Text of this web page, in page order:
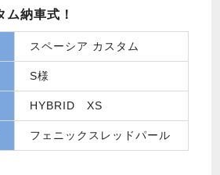
ム納車式！
スペーシア カスタム
S様
HYBRID XS
フェニックスレッドパール